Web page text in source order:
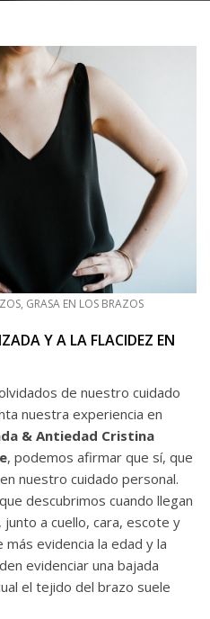
, GRASA EN LOS BRAZOS
Y A LA FLACIDEZ EN
de nuestro cuidado
nuestra experiencia en
& Antiedad Cristina
, podemos afirmar que sí, que
nuestro cuidado personal.
descubrimos cuando llegan
a cuello, cara, escote y
evidencia la edad y la
evidenciar una bajada
el tejido del brazo suele